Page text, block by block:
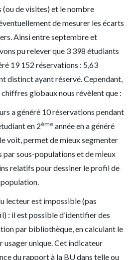
de visites) et le nombre
de mesurer les écarts
Ainsi entre septembre et
pu relever que 3 398 étudiants
19 152 réservations : 5,63
distinct ayant réservé. Cependant,
globaux nous révèlent que :
a généré 10 réservations pendant
en 2ème année en a généré
voit, permet de mieux segmenter
par sous-populations et de mieux
relatifs pour dessiner le profil de
lecteur est impossible (pas
: il est possible d’identifier des
par bibliothèque, en calculant le
usager unique. Cet indicateur
du rapport à la BU dans telle ou